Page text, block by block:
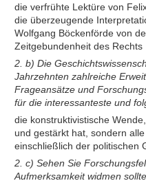
die verfrühte Lektüre von
die überzeugende
Wolfgang Böckenförde von
Zeitgebundenheit des Rechts
2. b) Die
Jahrzehnten zahlreiche
Frageansätze und
für die interessanteste und
die konstruktivistische
und gestärkt hat, sondern
einschließlich der politischen
2. c) Sehen Sie
Aufmerksamkeit widmen